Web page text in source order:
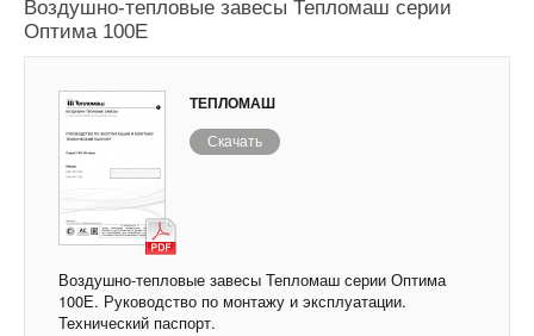
Воздушно-тепловые завесы Тепломаш серии
Оптима 100Е
ТЕПЛОМАШ
Скачать
Воздушно-тепловые завесы Тепломаш серии Оптима
100Е. Руководство по монтажу и эксплуатации.
Технический паспорт.